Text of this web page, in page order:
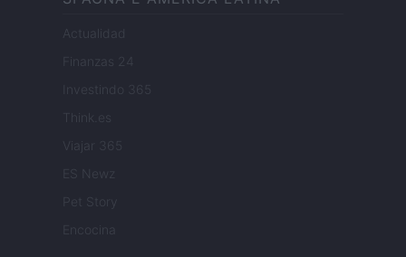
Actualidad
Finanzas 24
Investindo 365
Think.es
Viajar 365
ES Newz
Encocina